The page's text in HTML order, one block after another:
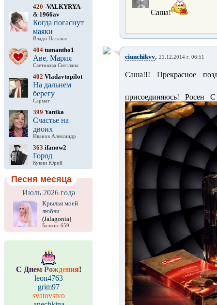
420 -VALKYRYA-
& 1966av
Когда погаснут
маяки
Влади Наталья
404 tumantho1
Аве, Мария
Светикова Светлана
402 Vladavtopilot
На дальнем
берегу
Сармат
399 Yanika
Счастье на
двоих
Иванов Александр
363 ifanow2
Город
Кукин Юрий
Песня месяца
Июль 2026 года
Крылья моей
любви
(Jalagonia)
Баллов: 659
С Днем Рождения!
leon4763
grim97
svatovstvo
Саша!
ciunchikvv, 21.12.2014 г. 06:51
Саша!!! Прекрасное
присоединяюсь! Росен